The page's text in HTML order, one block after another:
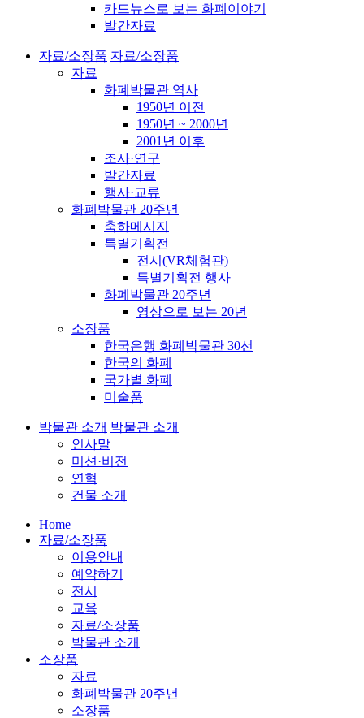
카드뉴스로 보는 화폐이야기
발간자료
자료/소장품 자료/소장품
자료
화폐박물관 역사
1950년 이전
1950년 ~ 2000년
2001년 이후
조사·연구
발간자료
행사·교류
화폐박물관 20주년
축하메시지
특별기획전
전시(VR체험관)
특별기획전 행사
화폐박물관 20주년
영상으로 보는 20년
소장품
한국은행 화폐박물관 30선
한국의 화폐
국가별 화폐
미술품
박물관 소개 박물관 소개
인사말
미션·비전
연혁
건물 소개
Home
자료/소장품
이용안내
예약하기
전시
교육
자료/소장품
박물관 소개
소장품
자료
화폐박물관 20주년
소장품